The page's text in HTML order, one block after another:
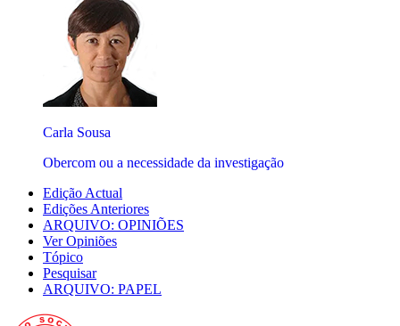
Carla Sousa
Obercom ou a necessidade da investigação
Edição Actual
Edições Anteriores
ARQUIVO: OPINIÕES
Ver Opiniões
Tópico
Pesquisar
ARQUIVO: PAPEL